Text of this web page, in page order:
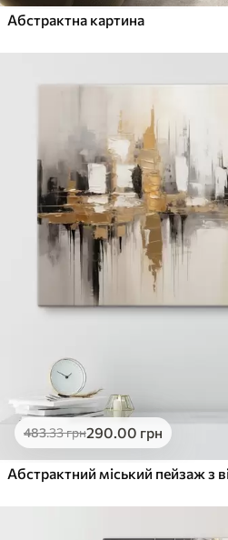
✓Яскраві, насичені кольори
✓Поверхня з текстурою полотна
Екологічний матеріал
Абстрактна картина
483.33грн290 .00 грн